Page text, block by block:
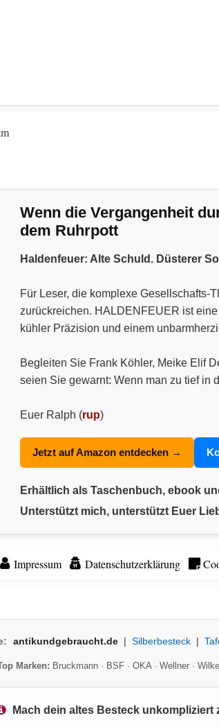
Wenn die Vergangenheit
dem Ruhrpott
Haldenfeuer: Alte Schuld. Düsterer
Für Leser, die komplexe Gesellschafts-
zurückreichen. HALDENFEUER ist
kühler Präzision und einem
Begleiten Sie Frank Köhler, Meike Elif
seien Sie gewarnt: Wenn man zu tief in
Euer Ralph (rup)
Jetzt auf Amazon entdecken →
Erhältlich als Taschenbuch, ebook
Unterstützt mich, unterstützt Euer
Impressum Datenschutzerklärung
antikundgebraucht.de | Silberbesteck |
Marken: Bruckmann· BSF· OKA· Wellner·
Mach dein altes Besteck unkompliziert